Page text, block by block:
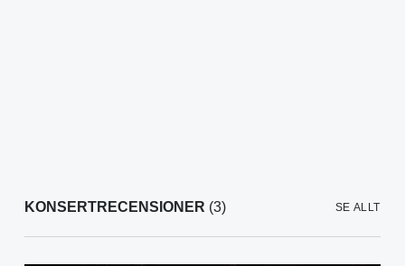
KONSERTRECENSIONER (3) SE ALLT